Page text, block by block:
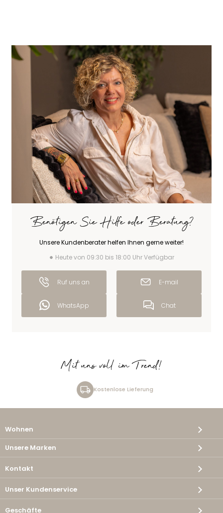
Benötigen Sie Hilfe oder Beratung?
Unsere Kundenberater helfen Ihnen gerne weiter!
Heute von 09:30 bis 18:00 Uhr Verfügbar
Ruf uns an E-mail
WhatsApp Chat
Mit uns voll im Trend!
Kostenlose Lieferung
Wohnen
Unsere Marken
Kontakt
Unser Kundenservice
Geschäfte